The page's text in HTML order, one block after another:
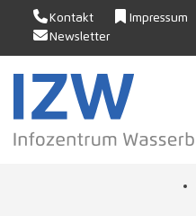
Kontakt Impressum
Newsletter